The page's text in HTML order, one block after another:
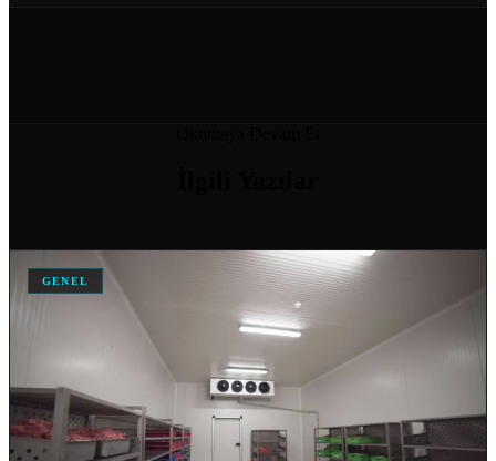
SOĞUK HAVA DEPOSU FIYATLARI VE MALIYET HESAPLAMA
04 Nis 2026
ANKARA IÇIN SOĞUK HAVA DEPOSU İMALATI YAPAN…
DONUK ODA
GENEL